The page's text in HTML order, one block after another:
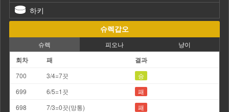
하키
슈렉갑오
슈렉 피오나 냥이
회차 패 결과
700 3/4=7끗
승
699
6/5=1끗
패
698
7/3=0끗(망통)
패